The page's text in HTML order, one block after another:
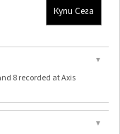
Купи Сега
▼
8 recorded at Axis
▼